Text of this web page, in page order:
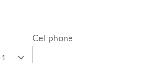
Cell phone